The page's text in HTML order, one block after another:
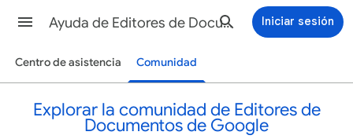
Ayuda de Editores de Documentos de Google Iniciar sesión
Centro de asistencia Comunidad
Explorar la comunidad de Editores de
Documentos de Google